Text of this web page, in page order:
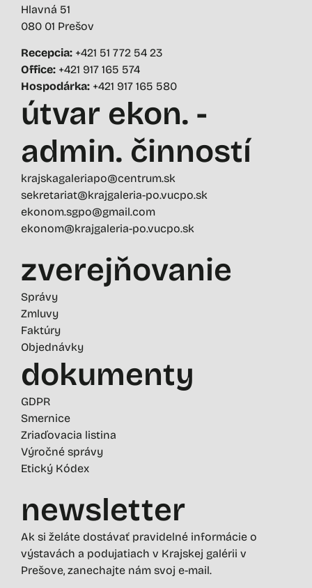
Hlavná 51
080 01 Prešov
Recepcia: +421 51 772 54 23
Office: +421 917 165 574
Hospodárka: +421 917 165 580
útvar ekon. -
admin. činností
krajskagaleriapo@centrum.sk
sekretariat@krajgaleria-po.vucpo.sk
ekonom.sgpo@gmail.com
ekonom@krajgaleria-po.vucpo.sk
zverejňovanie
Správy
Zmluvy
Faktúry
Objednávky
dokumenty
GDPR
Smernice
Zriaďovacia listina
Výročné správy
Etický Kódex
newsletter
Ak si želáte dostávať pravidelné informácie o
výstavách a podujatiach v Krajskej galérii v
Prešove, zanechajte nám svoj e-mail.